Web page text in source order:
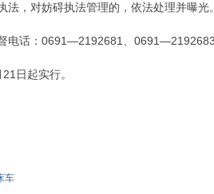
法，对妨碍执法管理的，依法处理并曝光。
电话：0691—2192681、
日起实行。
车